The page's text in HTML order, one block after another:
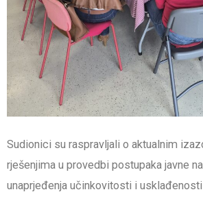
Sudionici su raspravljali o aktualnim
rješenjima u provedbi postupaka javne
unaprjeđenja učinkovitosti i